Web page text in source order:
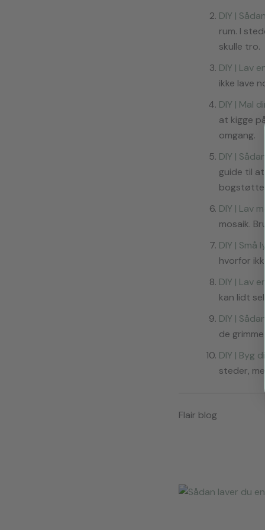
DIY |
rum. I
skulle tro.
DIY | Lav
ikke lave
DIY | Mal
at kigge
omgang.
DIY |
guide til
bogstøtte.
DIY | Lav
mosaik.
DIY |
hvorfor
DIY | Lav
kan lidt
DIY |
de
DIY | Byg
steder,
Flair blog